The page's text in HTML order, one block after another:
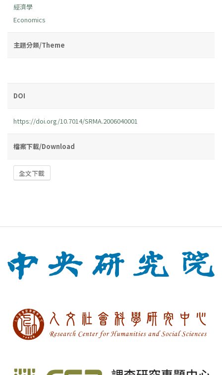
經濟學
Economics
主題分類/Theme
DOI
https://doi.org/10.7014/SRMA.2006040001
檔案下載/Download
全文下載